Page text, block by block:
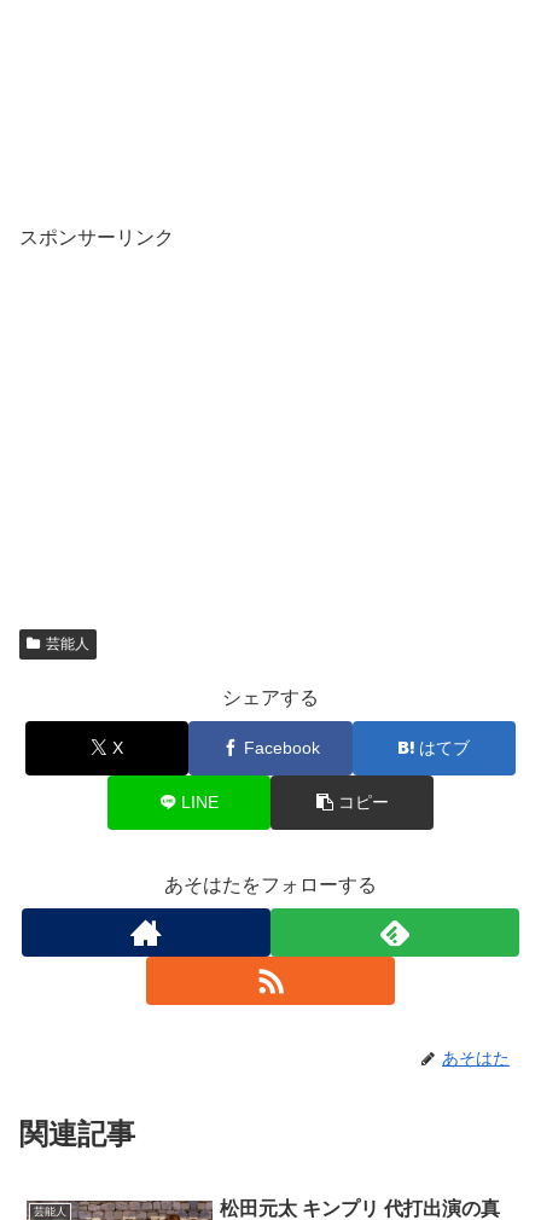
スポンサーリンク
芸能人
シェアする
X Facebook はてブ
LINE コピー
あそはたをフォローする
あそはた
関連記事
芸能人
松田元太 キンプリ 代打出演の真